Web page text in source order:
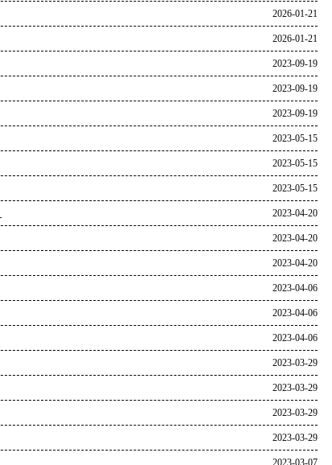
2026-01-21
2026-01-21
2023-09-19
2023-09-19
2023-09-19
2023-05-15
2023-05-15
2023-05-15
2023-04-20
2023-04-20
2023-04-20
2023-04-06
2023-04-06
2023-04-06
2023-03-29
2023-03-29
2023-03-29
2023-03-29
2023-03-07